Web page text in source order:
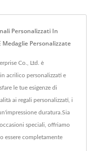
Personalizzati In
Medaglie Personalizzate
Co., Ltd. è
acrilico personalizzati e
le tue esigenze di
ai regali personalizzati, i
duratura.Sia
speciali, offriamo
essere completamente